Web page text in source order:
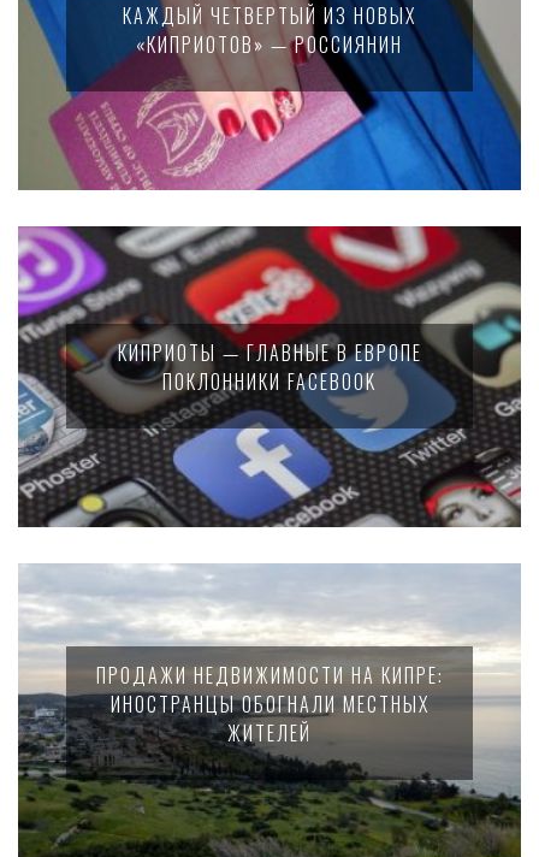
КАЖДЫЙ ЧЕТВЕРТЫЙ ИЗ НОВЫХ
«КИПРИОТОВ» — РОССИЯНИН
КИПРИОТЫ — ГЛАВНЫЕ В ЕВРОПЕ
ПОКЛОННИКИ FACEBOOK
ПРОДАЖИ НЕДВИЖИМОСТИ НА КИПРЕ:
ИНОСТРАНЦЫ ОБОГНАЛИ МЕСТНЫХ
ЖИТЕЛЕЙ